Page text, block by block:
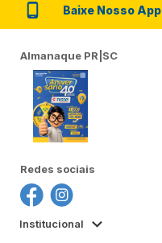
Baixe Nosso App
Almanaque PR|SC
Redes sociais
Institucional